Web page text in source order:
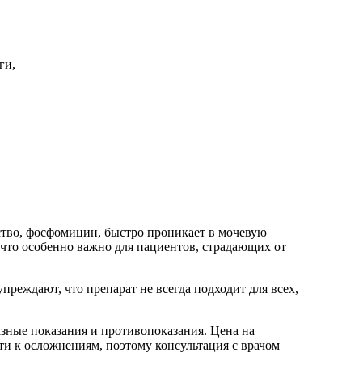
фосфомицин, быстро проникает в мочевую
особенно важно для пациентов, страдающих от
что препарат не всегда подходит для всех,
показания и противопоказания. Цена на
к осложнениям, поэтому консультация с врачом